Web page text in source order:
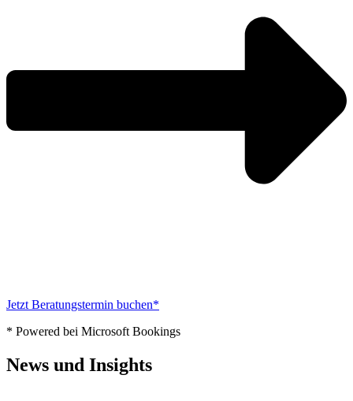
Jetzt Beratungstermin buchen*
* Powered bei Microsoft Bookings
News und Insights